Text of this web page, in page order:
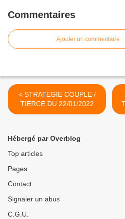
Commentaires
Ajouter un commentaire
< STRATEGIE COUPLE /
TIERCE DU 22/01/2022
Hébergé par Overblog
Top articles
Pages
Contact
Signaler un abus
C.G.U.